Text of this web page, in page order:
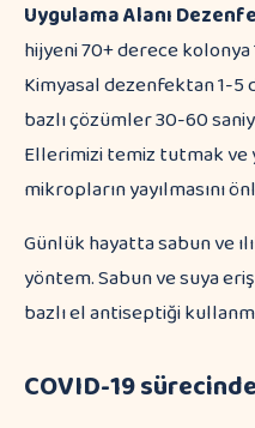
Uygulama Alanı
hijyeni 70+ derece
Kimyasal dezenfektan 1-
bazlı çözümler 30-60
Ellerimizi temiz tutmak
mikropların yayılmasını
Günlük hayatta sabun ve
yöntem. Sabun ve suya
bazlı el antiseptiği
COVID-19